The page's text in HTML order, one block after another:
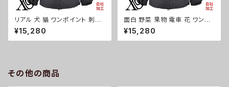
リアル 犬 猫 ワンポイント 刺繍
中綿 フルジップ パーカー メンズ
フード アウターウェア インサレ
ーテッド 雑貨 グッズ 自社ブラン
ス ori-a-jkt18-b10-s
¥15,280
面白 野菜 果物 電車 花 ワンポ
イント 刺繍 中綿 フルジップ パ
ーカー メンズ フード アウターウ
ェア インサレーテッド 雑貨 グッ
¥15,280
その他の商品